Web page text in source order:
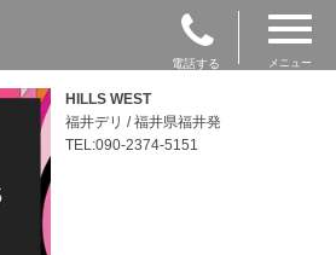
電話する メニュー
HILLS WEST
福井デリ / 福井県福井発
TEL:090-2374-5151